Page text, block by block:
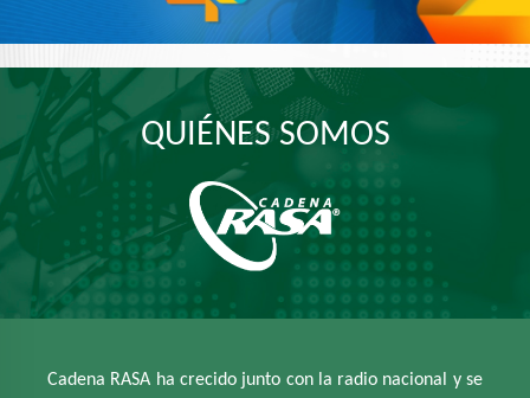
KeBuena 94.3 FM
La Ranchera 98.3FM y 770AM
Candela 91.1 FM y 1130 AM
QUIÉNES SOMOS
Cadena RASA ha crecido junto con la radio nacional y se